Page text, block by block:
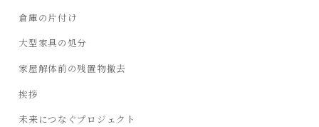
倉庫の片付け
大型家具の処分
家屋解体前の残置物撤去
挨拶
未来につなぐプロジェクト